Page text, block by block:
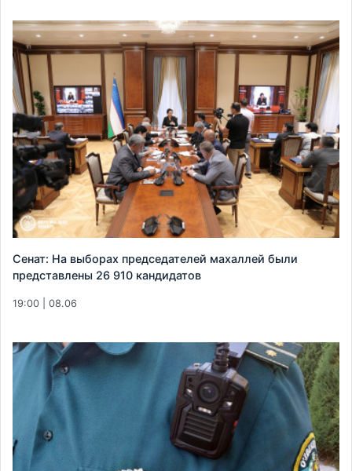
Сенат: На выборах председателей махаллей были
представлены 26 910 кандидатов
19:00 | 08.06